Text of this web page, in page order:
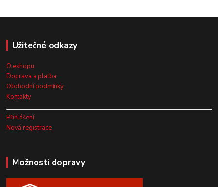
Užitečné odkazy
O eshopu
Doprava a platba
Obchodní podmínky
Kontakty
Přihlášení
Nová registrace
Možnosti dopravy